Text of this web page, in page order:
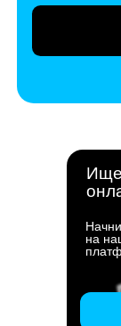
на